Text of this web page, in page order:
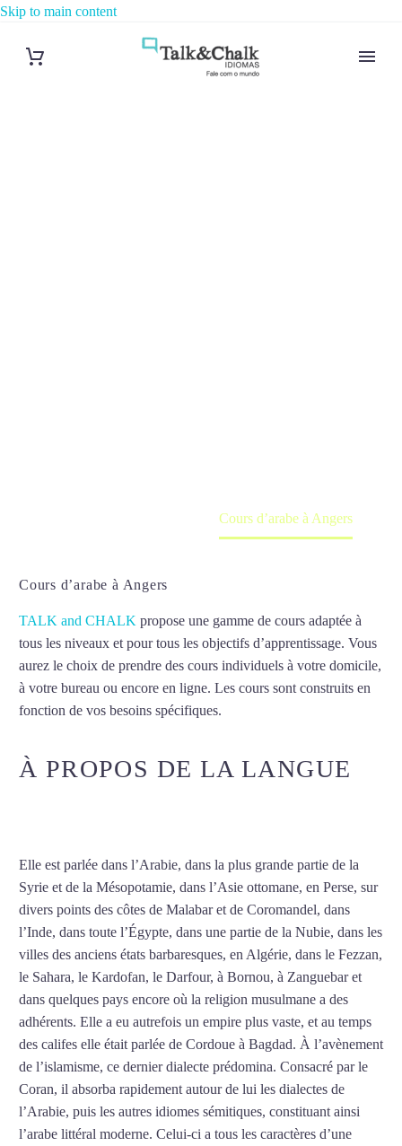
Skip to main content
Cours d’arabe à Angers
Cours d’arabe à Angers
TALK and CHALK propose une gamme de cours adaptée à
tous les niveaux et pour tous les objectifs d’apprentissage. Vous
aurez le choix de prendre des cours individuels à votre domicile,
à votre bureau ou encore en ligne. Les cours sont construits en
fonction de vos besoins spécifiques.
À PROPOS DE LA LANGUE
Elle est parlée dans l’Arabie, dans la plus grande partie de la
Syrie et de la Mésopotamie, dans l’Asie ottomane, en Perse, sur
divers points des côtes de Malabar et de Coromandel, dans
l’Inde, dans toute l’Égypte, dans une partie de la Nubie, dans les
villes des anciens états barbaresques, en Algérie, dans le Fezzan,
le Sahara, le Kardofan, le Darfour, à Bornou, à Zanguebar et
dans quelques pays encore où la religion musulmane a des
adhérents. Elle a eu autrefois un empire plus vaste, et au temps
des califes elle était parlée de Cordoue à Bagdad. À l’avènement
de l’islamisme, ce dernier dialecte prédomina. Consacré par le
Coran, il absorba rapidement autour de lui les dialectes de
l’Arabie, puis les autres idiomes sémitiques, constituant ainsi
l’arabe littéral moderne. Celui-ci a tous les caractères d’une